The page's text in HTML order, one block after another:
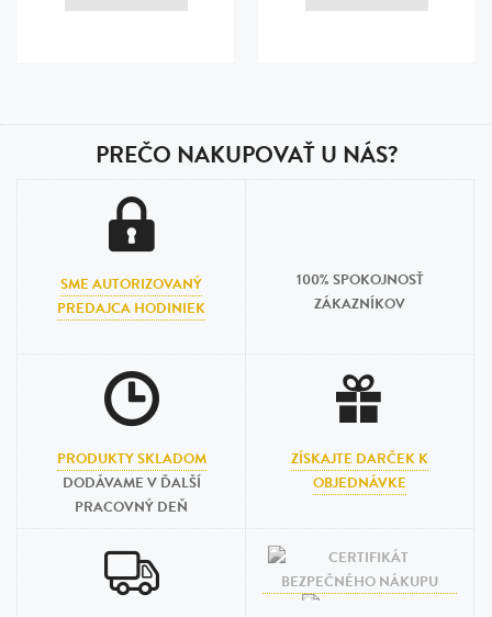
Posledná aktualizácia dnes o 04:00 Posledná aktualizácia dnes o 04:00
PREČO NAKUPOVAŤ U NÁS?
SME AUTORIZOVANÝ
PREDAJCA HODINIEK
100% SPOKOJNOSŤ
ZÁKAZNÍKOV
PRODUKTY SKLADOM
DODÁVAME V ĎALŠÍ
PRACOVNÝ DEŇ
ZÍSKAJTE DARČEK K
OBJEDNÁVKE